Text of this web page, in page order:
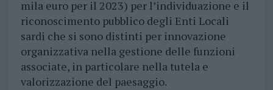
mila euro per il 2023) per l’individuazione e il
riconoscimento pubblico degli Enti Locali
sardi che si sono distinti per innovazione
organizzativa nella gestione delle funzioni
associate, in particolare nella tutela e
valorizzazione del paesaggio.